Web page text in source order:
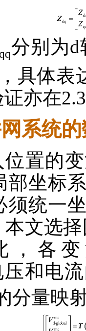
分别为d
具体表
亦在
系统
置的
部坐标
须统一
文选
，各
压和电
分量映